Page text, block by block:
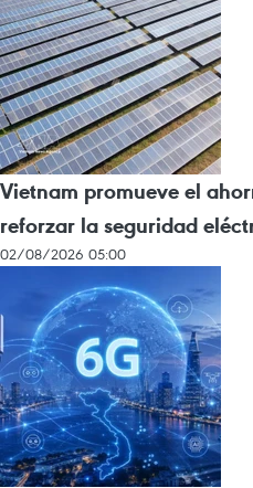
Vietnam promueve el
reforzar la seguridad
02/08/2026 05:00